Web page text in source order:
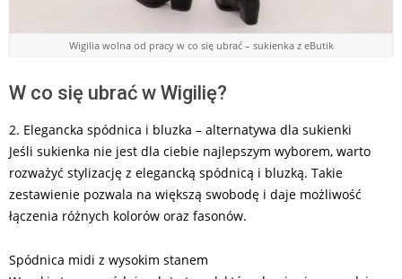
Wigilia wolna od pracy w co się ubrać – sukienka z eButik
W co się ubrać w Wigilię?
2. Elegancka spódnica i bluzka – alternatywa dla sukienki
Jeśli sukienka nie jest dla ciebie najlepszym wyborem, warto
rozważyć stylizację z elegancką spódnicą i bluzką. Takie
zestawienie pozwala na większą swobodę i daje możliwość
łączenia różnych kolorów oraz fasonów.
Spódnica midi z wysokim stanem